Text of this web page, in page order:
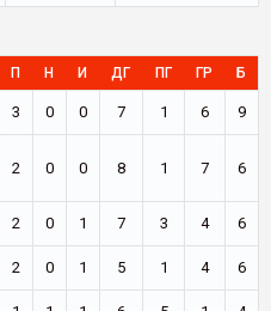
П Н И ДГ ПГ ГР Б
3 0 0 7 1 6 9
2 0 0 8 1 7 6
2 0 1 7 3 4 6
2 0 1 5 1 4 6